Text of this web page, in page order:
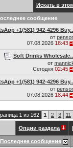
Искать в
сообщение
+1(581) 942-4296
от
07.08.2026 18:43
Soft Drinks
от
Сегодня 02:45
+1(581) 942-4296
от
07.08.2026 18:44
1 из 162 1 2 3 11
Опции раздела
Последнее сообщение